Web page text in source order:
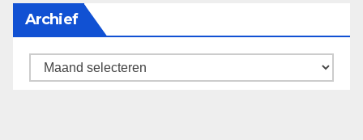
Archief
Archief